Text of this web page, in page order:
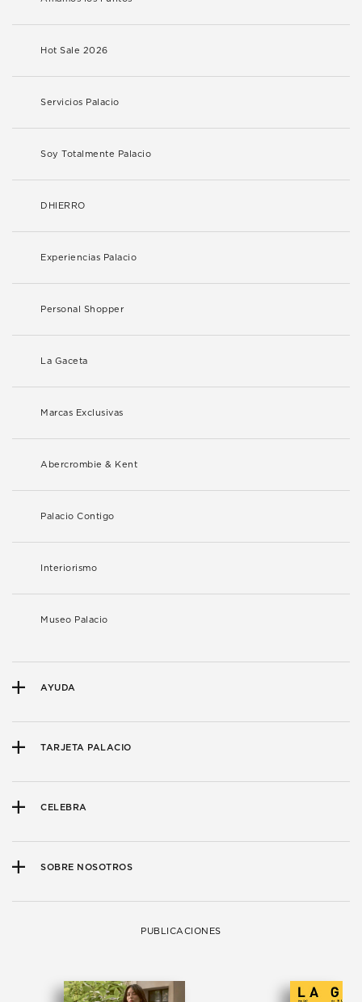
Hot Sale 2026
Servicios Palacio
Soy Totalmente Palacio
DHIERRO
Experiencias Palacio
Personal Shopper
La Gaceta
Marcas Exclusivas
Abercrombie & Kent
Palacio Contigo
Interiorismo
Museo Palacio
AYUDA
TARJETA PALACIO
CELEBRA
SOBRE NOSOTROS
PUBLICACIONES